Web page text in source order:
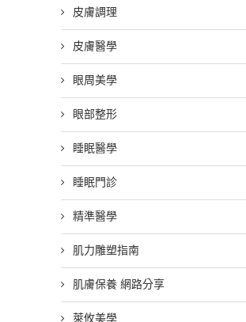
皮膚調理
皮膚醫學
眼周美學
眼部整形
睡眠醫學
睡眠門診
精準醫學
肌力雕塑指南
肌膚保養 網路分享
萊攸美學